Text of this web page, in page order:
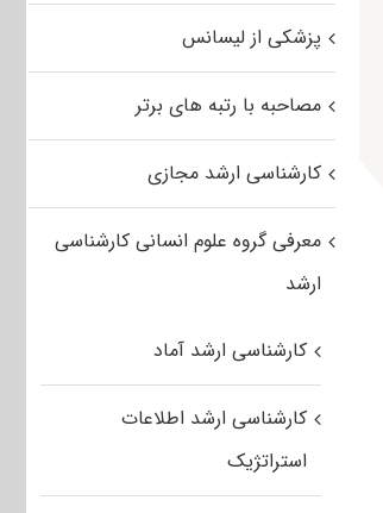
پزشکی از لیسانس
مصاحبه با رتبه های برتر
کارشناسی ارشد مجازی
معرفی گروه علوم انسانی کارشناسی
ارشد
کارشناسی ارشد آماد
کارشناسی ارشد اطلاعات
استراتژیک